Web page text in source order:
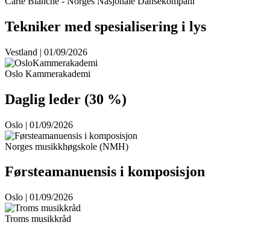
Tekniker med spesialisering i lys
Vestland | 01/09/2026
Oslo Kammerakademi
Daglig leder (30 %)
Oslo | 01/09/2026
Norges musikkhøgskole (NMH)
Førsteamanuensis i komposisjon
Oslo | 01/09/2026
Troms musikkråd